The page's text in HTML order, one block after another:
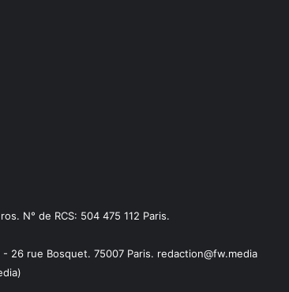
N° de RCS: 504 475 112 Paris.
26 rue Bosquet. 75007 Paris. redaction@fw.media